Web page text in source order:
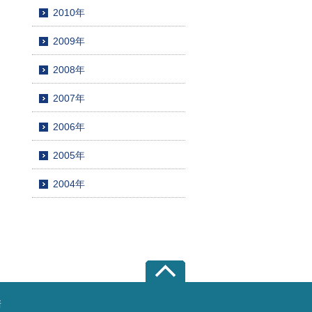
2010年
2009年
2008年
2007年
2006年
2005年
2004年